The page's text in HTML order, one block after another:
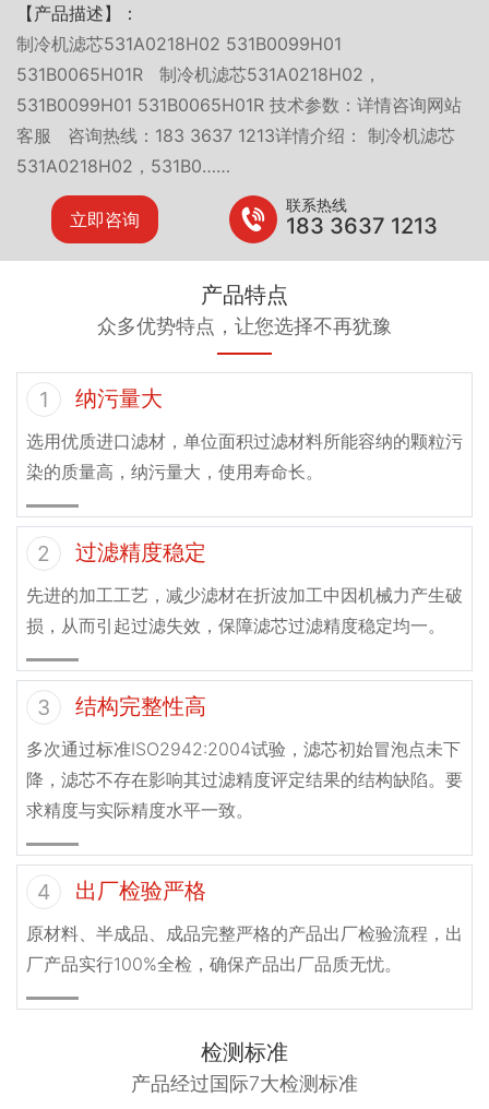
【产品描述】：
制冷机滤芯531A0218H02 531B0099H01
531B0065H01R 制冷机滤芯531A0218H02，
531B0099H01 531B0065H01R 技术参数：详情咨询网站
客服 咨询热线：183 3637 1213详情介绍： 制冷机滤芯
531A0218H02，531B0……
立即咨询
联系热线
183 3637 1213
产品特点
众多优势特点，让您选择不再犹豫
1 纳污量大
选用优质进口滤材，单位面积过滤材料所能容纳的颗粒污
染的质量高，纳污量大，使用寿命长。
2 过滤精度稳定
先进的加工工艺，减少滤材在折波加工中因机械力产生破
损，从而引起过滤失效，保障滤芯过滤精度稳定均一。
3 结构完整性高
多次通过标准ISO2942:2004试验，滤芯初始冒泡点未下
降，滤芯不存在影响其过滤精度评定结果的结构缺陷。要
求精度与实际精度水平一致。
4 出厂检验严格
原材料、半成品、成品完整严格的产品出厂检验流程，出
厂产品实行100%全检，确保产品出厂品质无忧。
检测标准
产品经过国际7大检测标准